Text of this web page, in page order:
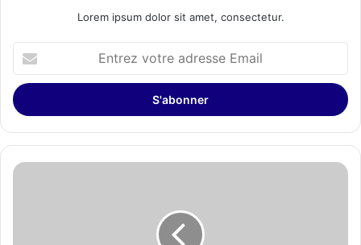
Lorem ipsum dolor sit amet, consectetur.
votre
adresse
Email
NEP